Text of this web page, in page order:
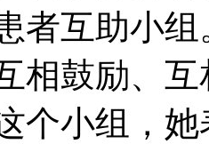
者互助小
相鼓励、
个小组，